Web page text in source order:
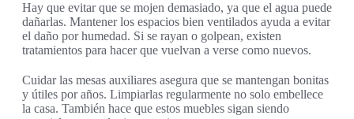
Hay que evitar que se mojen demasiado, ya que el agua puede
dañarlas. Mantener los espacios bien ventilados ayuda a evitar
el daño por humedad. Si se rayan o golpean, existen
tratamientos para hacer que vuelvan a verse como nuevos.
Cuidar las mesas auxiliares asegura que se mantengan bonitas
y útiles por años. Limpiarlas regularmente no solo embellece
la casa. También hace que estos muebles sigan siendo